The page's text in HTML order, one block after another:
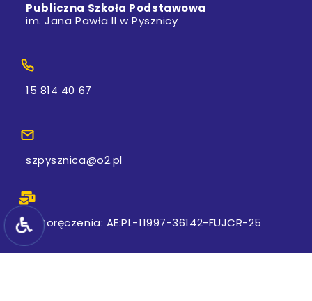
Publiczna Szkoła Podstawowa
im. Jana Pawła II w Pysznicy
15 814 40 67
szpysznica@o2.pl
e-Doręczenia: AE:PL-11997-36142-FUJCR-25